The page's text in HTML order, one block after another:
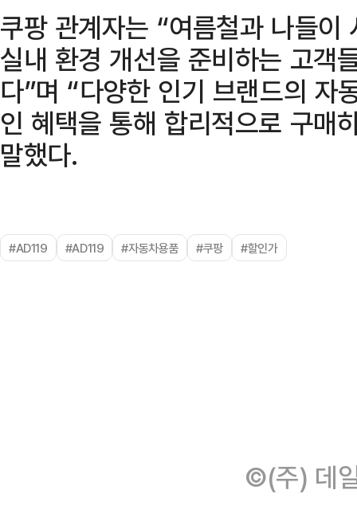
쿠팡 관계자는 “여름철과 나들
실내 환경 개선을 준비하는 고객
다”며 “다양한 인기 브랜드의 자
인 혜택을 통해 합리적으로 구매
말했다.
#AD119 #AD119 #자동차용품 #쿠팡 #할인가
©(주) 데